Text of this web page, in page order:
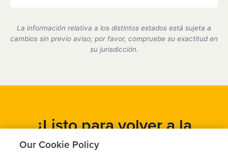
de encendido certificado por el estado de California
y cumplimos plenamente con todos los requisitos
La información relativa a los distintos estados está sujeta a
cambios sin previo aviso; por favor, compruebe su exactitud en
su jurisdicción.
¿Listo para volver a la
carretera?
Our Cookie Policy